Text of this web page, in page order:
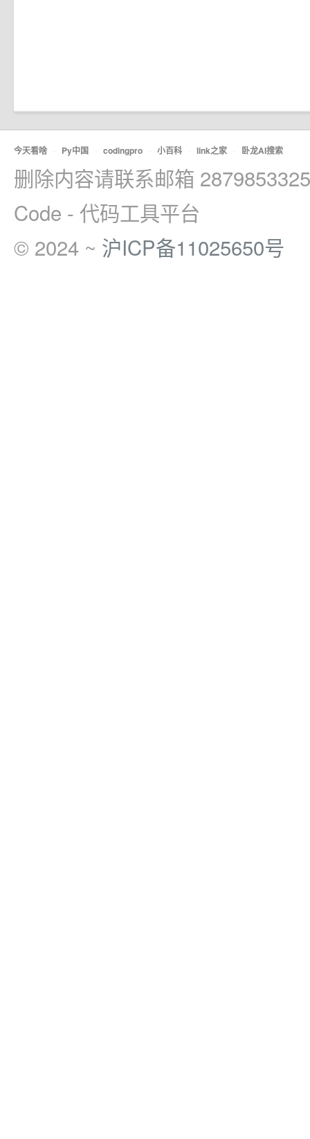
今天看啥 · Py中国 · codingpro · 小百科 · link之家 · 卧龙AI搜索
删除内容请联系邮箱
Code - 代码工具平台
© 2024 ~ 沪ICP备11025650号